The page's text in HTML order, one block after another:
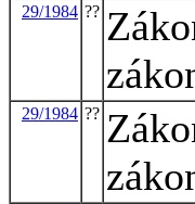
29/1984 ??
29/1984 ??